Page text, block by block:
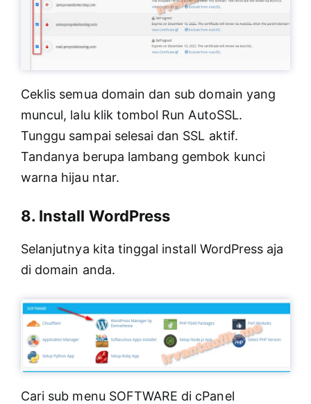
Ceklis semua domain dan sub domain yang
muncul, lalu klik tombol Run AutoSSL.
Tunggu sampai selesai dan SSL aktif.
Tandanya berupa lambang gembok kunci
warna hijau ntar.
8. Install WordPress
Selanjutnya kita tinggal install WordPress aja
di domain anda.
Cari sub menu SOFTWARE di cPanel